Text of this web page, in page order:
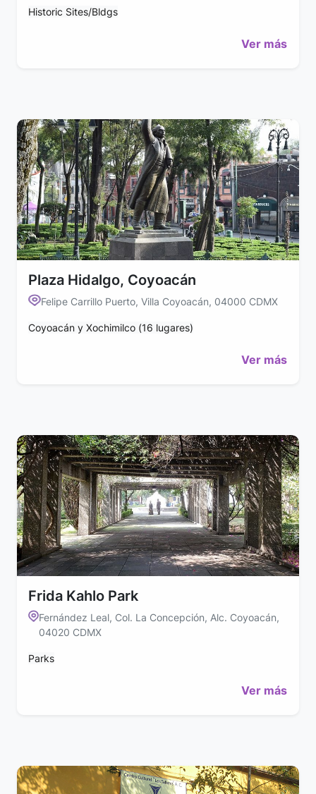
Historic Sites/Bldgs
Ver más
Plaza Hidalgo, Coyoacán
Felipe Carrillo Puerto, Villa Coyoacán, 04000 CDMX
Coyoacán y Xochimilco (16 lugares)
Ver más
Frida Kahlo Park
Fernández Leal, Col. La Concepción, Alc. Coyoacán,
04020 CDMX
Parks
Ver más